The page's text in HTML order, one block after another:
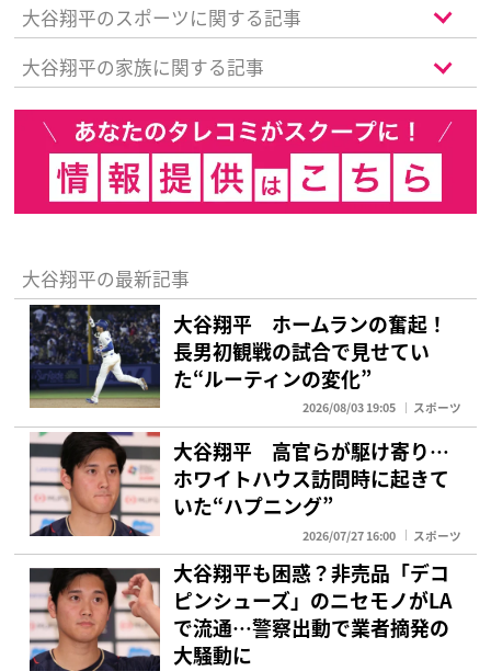
大谷翔平のスポーツに関する記事
大谷翔平の家族に関する記事
大谷翔平の最新記事
大谷翔平 ホームランの奮起！
長男初観戦の試合で見せてい
た“ルーティンの変化”
2026/08/03 19:05 スポーツ
大谷翔平 高官らが駆け寄り…
ホワイトハウス訪問時に起きて
いた“ハプニング”
2026/07/27 16:00 スポーツ
大谷翔平も困惑？非売品「デコ
ピンシューズ」のニセモノがLA
で流通…警察出動で業者摘発の
大騒動に